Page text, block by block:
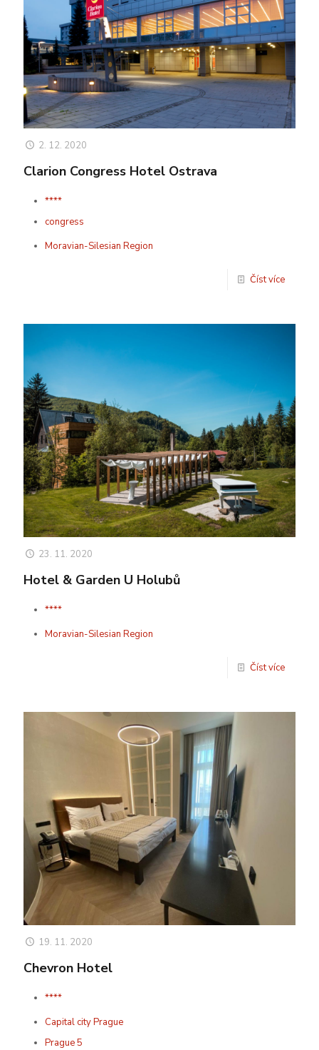
2. 12. 2020
Clarion Congress Hotel Ostrava
****
congress
Moravian-Silesian Region
Číst více
23. 11. 2020
Hotel & Garden U Holubů
****
Moravian-Silesian Region
Číst více
19. 11. 2020
Chevron Hotel
****
Capital city Prague
Prague 5